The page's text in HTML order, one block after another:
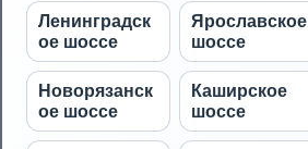
Ленинградск
ое шоссе
Ярославское
шоссе
Новорязанск
ое шоссе
Каширское
шоссе